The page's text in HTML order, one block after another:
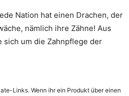
Nation hat einen Drachen, der
nämlich ihre Zähne! Aus
um die Zahnpflege der
Links. Wenn ihr ein Produkt über einen